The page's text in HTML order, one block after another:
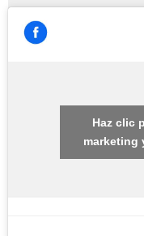
Haz clic
marketing